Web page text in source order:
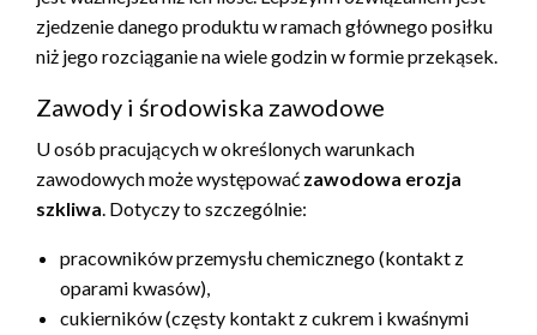
zjedzenie danego produktu w ramach głównego posiłku
niż jego rozciąganie na wiele godzin w formie przekąsek.
Zawody i środowiska zawodowe
U osób pracujących w określonych warunkach
zawodowych może występować zawodowa erozja
szkliwa. Dotyczy to szczególnie:
pracowników przemysłu chemicznego (kontakt z
oparami kwasów),
cukierników (częsty kontakt z cukrem i kwaśnymi